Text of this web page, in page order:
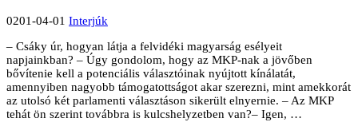
0201-04-01 Interjúk
– Csáky úr, hogyan látja a felvidéki magyarság esélyeit
napjainkban? – Úgy gondolom, hogy az MKP-nak a jövőben
bővítenie kell a potenciális választóinak nyújtott kínálatát,
amennyiben nagyobb támogatottságot akar szerezni, mint amekkorát
az utolsó két parlamenti választáson sikerült elnyernie. – Az MKP
tehát ön szerint továbbra is kulcshelyzetben van?– Igen, …